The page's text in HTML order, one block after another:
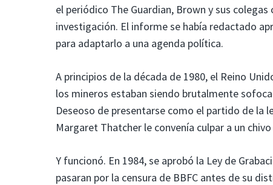
el periódico The Guardian, Brown y sus
investigación. El informe se había redactado
para adaptarlo a una agenda política.
A principios de la década de 1980, el Reino
los mineros estaban siendo brutalmente
Deseoso de presentarse como el partido de la
Margaret Thatcher le convenía culpar a un
Y funcionó. En 1984, se aprobó la Ley de
pasaran por la censura de BBFC antes de su